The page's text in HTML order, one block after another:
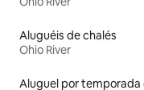
Aluguéis de chalés
Ohio River